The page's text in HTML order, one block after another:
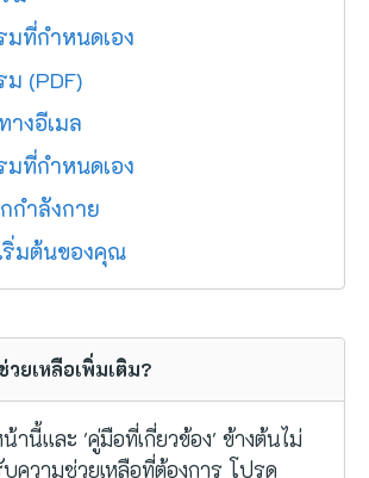
มที่กำหนดเอง
(PDF)
างอีเมล
มที่กำหนดเอง
กำลังกาย
ริ่มต้นของคุณ
ยเหลือเพิ่มเติม?
านี้และ 'คู่มือที่เกี่ยวข้อง' ข้างต้นไม่
ความช่วยเหลือที่ต้องการ โปรด